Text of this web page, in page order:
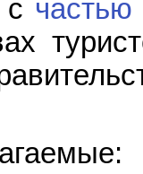
с частью